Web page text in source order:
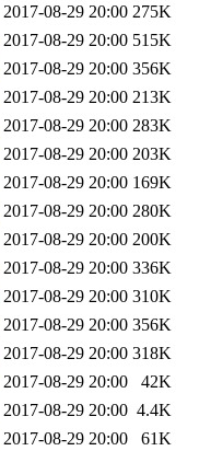
2017-08-29 20:00 275K
2017-08-29 20:00 515K
2017-08-29 20:00 356K
2017-08-29 20:00 213K
2017-08-29 20:00 283K
2017-08-29 20:00 203K
2017-08-29 20:00 169K
2017-08-29 20:00 280K
2017-08-29 20:00 200K
2017-08-29 20:00 336K
2017-08-29 20:00 310K
2017-08-29 20:00 356K
2017-08-29 20:00 318K
2017-08-29 20:00
42K
2017-08-29 20:00 4.4K
2017-08-29 20:00
61K